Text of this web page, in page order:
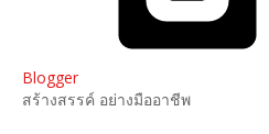
Blogger
สร้างสรรค์ อย่างมืออาชีพ